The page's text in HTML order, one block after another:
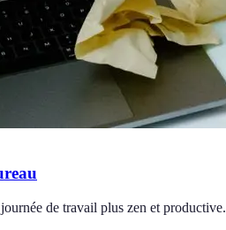
de travail plus zen et productive.